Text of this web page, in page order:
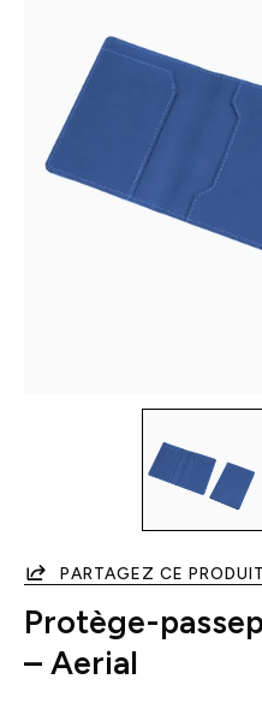
PARTAGEZ CE PRODUIT
Protège-
– Aerial